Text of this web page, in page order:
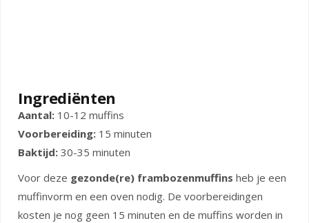
Ingrediënten
Aantal: 10-12 muffins
Voorbereiding: 15 minuten
Baktijd: 30-35 minuten
Voor deze gezonde(re) frambozenmuffins heb je een
muffinvorm en een oven nodig. De voorbereidingen
kosten je nog geen 15 minuten en de muffins worden in